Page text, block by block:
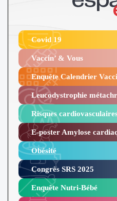
Covid 19
Vaccin’ & Vous
Enquête Calendrier
Leucodystrophie
Risques
E-poster Amylose
Obésité ​
Congrès SRS 2025 ​
Enquête Nutri-Bébé ​